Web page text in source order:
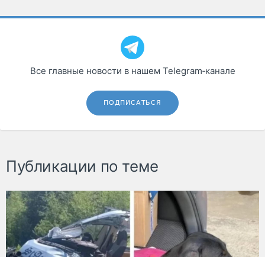
Все главные новости в нашем Telegram‑канале
ПОДПИСАТЬСЯ
Публикации по теме